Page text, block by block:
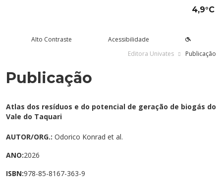
4,9°C
aqui
de ingresso
Presencial
e Inovação
- Inovates
e Projetos de
Abertos à Comunidade
Pedagógica Externa
e Lazer
Univates
Alto Contraste
Acessibilidade
Editora Univates
Publicação
Publicação
Atlas dos resíduos e do potencial de geração de biogás do
Vale do Taquari
AUTOR/ORG.: Odorico Konrad et al.
ANO:2026
ISBN:978-85-8167-363-9